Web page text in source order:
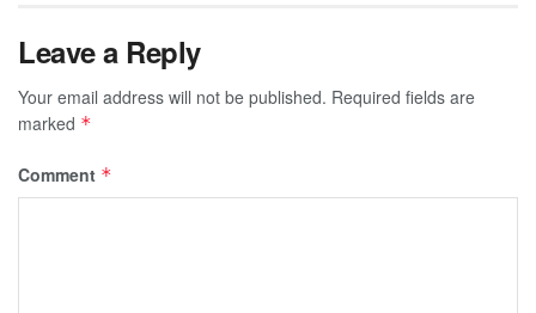
Leave a Reply
Your email address will not be published. Required fields are
marked *
Comment *